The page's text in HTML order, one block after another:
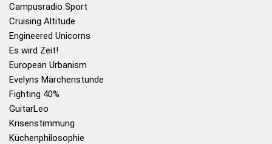
Campusradio Sport
Cruising Altitude
Engineered Unicorns
Es wird Zeit!
European Urbanism
Evelyns Märchenstunde
Fighting 40%
GuitarLeo
Krisenstimmung
Küchenphilosophie